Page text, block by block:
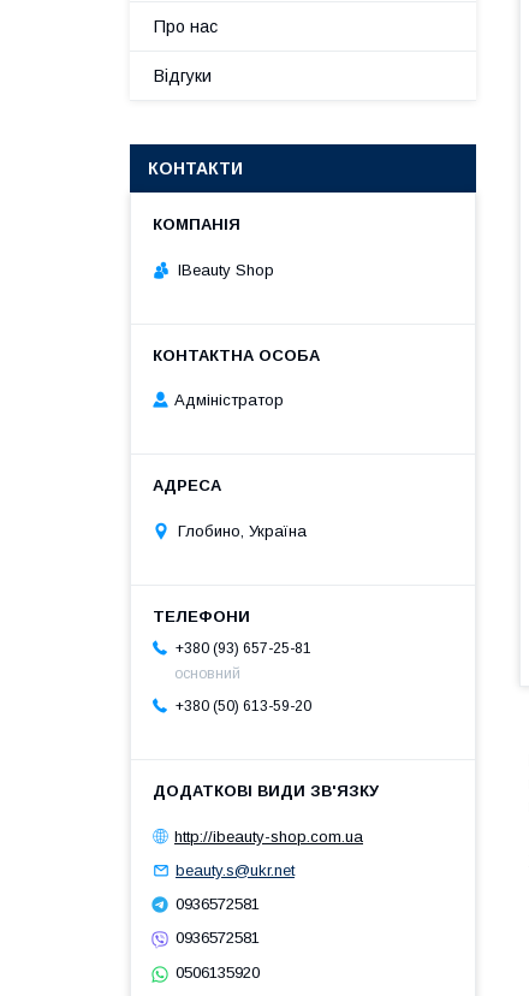
Про нас
Відгуки
КОНТАКТИ
IBeauty Shop
Адміністратор
Глобино, Україна
+380 (93) 657-25-81
основний
+380 (50) 613-59-20
http://ibeauty-shop.com.ua
beauty.s@ukr.net
0936572581
0936572581
0506135920